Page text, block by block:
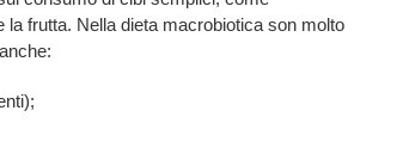
la frutta. Nella dieta macrobiotica son molto